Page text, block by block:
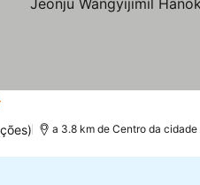
a 3.8 km de Centro da cidade